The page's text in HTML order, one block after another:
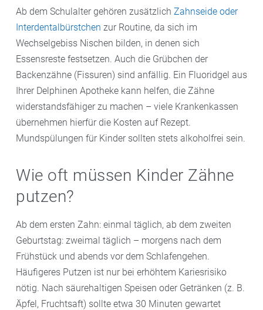
Ab dem Schulalter gehören zusätzlich Zahnseide oder
Interdentalbürstchen zur Routine, da sich im
Wechselgebiss Nischen bilden, in denen sich
Essensreste festsetzen. Auch die Grübchen der
Backenzähne (Fissuren) sind anfällig. Ein Fluoridgel aus
Ihrer Delphinen Apotheke kann helfen, die Zähne
widerstandsfähiger zu machen – viele Krankenkassen
übernehmen hierfür die Kosten auf Rezept.
Mundspülungen für Kinder sollten stets alkoholfrei sein.
Wie oft müssen Kinder Zähne
putzen?
Ab dem ersten Zahn: einmal täglich, ab dem zweiten
Geburtstag: zweimal täglich – morgens nach dem
Frühstück und abends vor dem Schlafengehen.
Häufigeres Putzen ist nur bei erhöhtem Kariesrisiko
nötig. Nach säurehaltigen Speisen oder Getränken (z. B.
Äpfel, Fruchtsaft) sollte etwa 30 Minuten gewartet